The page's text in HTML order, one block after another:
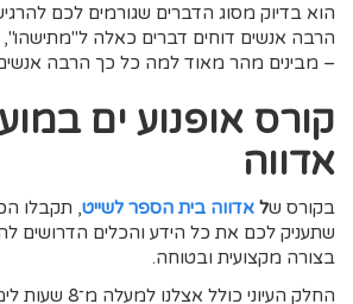
הוא בדיוק מסוג הדברים שגורמים לכם
הרבה אנשים דוחים דברים כאלה ל"מתישהו",
– מבינים מהר מאוד למה כל כך הרבה אנשים
קורס אופנוע ים
אדווה
בקורס ש לאדווה בית הספר לשייט, תקבלו
שתעניק לכם את כל הידע והכלים הדרושים
בצורה מקצועית ובטוחה.
החלק העיוני כולל אצלנו